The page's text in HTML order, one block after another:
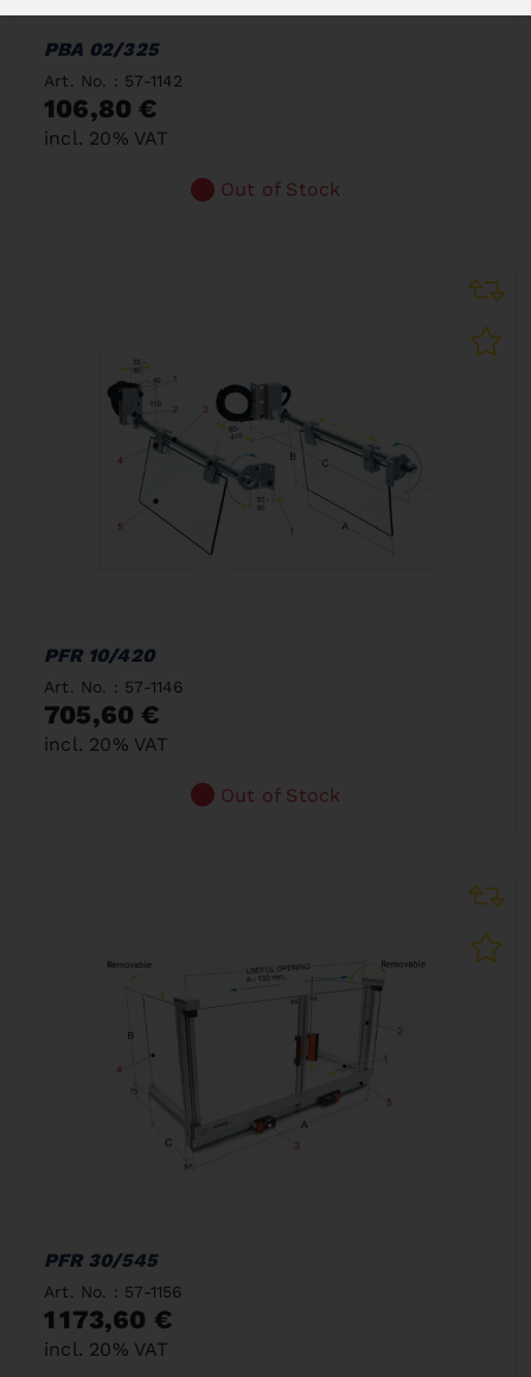
PBA 02/325
Art. No. : 57-1142
106,80 €
incl. 20% VAT
Out of Stock
PFR 10/420
Art. No. : 57-1146
705,60 €
incl. 20% VAT
Out of Stock
PFR 30/545
Art. No. : 57-1156
1 173,60 €
incl. 20% VAT